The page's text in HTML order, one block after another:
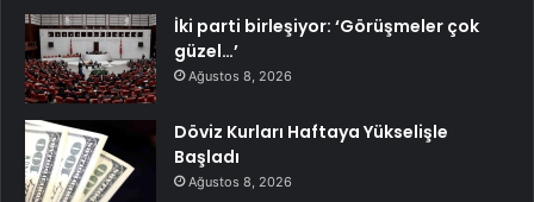
İki parti birleşiyor: ‘Görüşmeler çok
güzel…’
Ağustos 8, 2026
Döviz Kurları Haftaya Yükselişle
Başladı
Ağustos 8, 2026